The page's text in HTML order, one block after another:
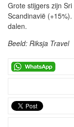
Grote stijgers zijn
Scandinavië
dalen.
Beeld: Riksja Travel